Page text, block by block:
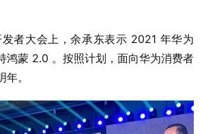
者大会上，余承东表示 2021 年华为
鸿蒙 2.0 。按照计划，面向华为消费者
。